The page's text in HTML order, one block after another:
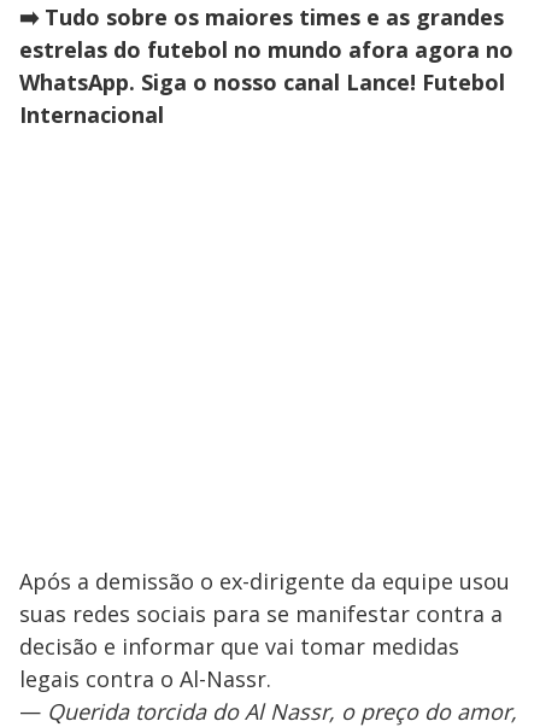
➡️ Tudo sobre os maiores times e as grandes
estrelas do futebol no mundo afora agora no
WhatsApp. Siga o nosso canal Lance! Futebol
Internacional
Após a demissão o ex-dirigente da equipe usou
suas redes sociais para se manifestar contra a
decisão e informar que vai tomar medidas
legais contra o Al-Nassr.
— Querida torcida do Al Nassr, o preço do amor,